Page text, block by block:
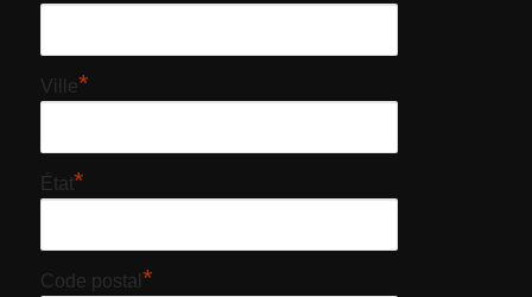
Ville*
État*
Code postal*